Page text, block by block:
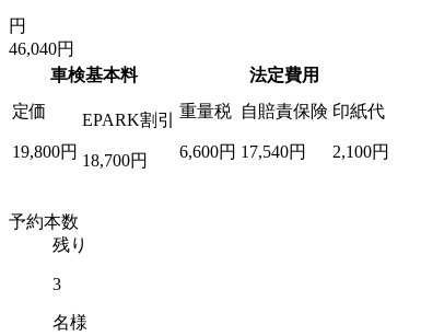
円
46,040円
車検基本料
法定費用
定価
19,800円
EPARK割引
18,700円
重量税
6,600円
自賠責保険
17,540円
印紙代
2,100円
予約本数
残り
3
名様